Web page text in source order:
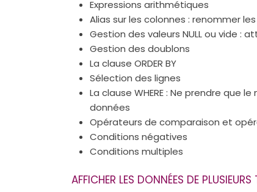
Expressions arithmétiques
Alias sur les colonnes : renommer
Gestion des valeurs NULL ou vide :
Gestion des doublons
La clause ORDER BY
Sélection des lignes
La clause WHERE : Ne prendre que
données
Opérateurs de comparaison et
Conditions négatives
Conditions multiples
AFFICHER LES DONNÉES DE PLUSIEURS